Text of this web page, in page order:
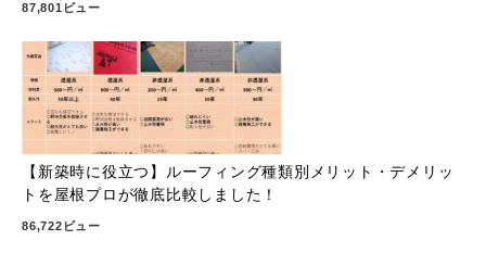
87,801ビュー
【新築時に役立つ】ルーフィング種類別メリット・デメリッ
トを屋根プロが徹底比較しました！
86,722ビュー